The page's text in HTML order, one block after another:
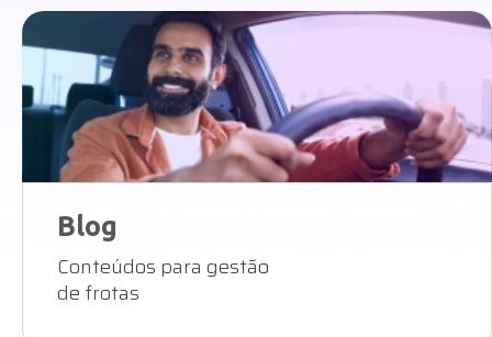
Blog
Conteúdos para gestão
de frotas